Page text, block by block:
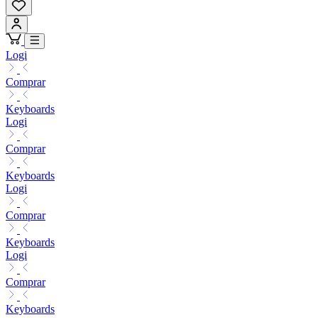
Logi
Comprar
Keyboards
Logi
Comprar
Keyboards
Logi
Comprar
Keyboards
Logi
Comprar
Keyboards